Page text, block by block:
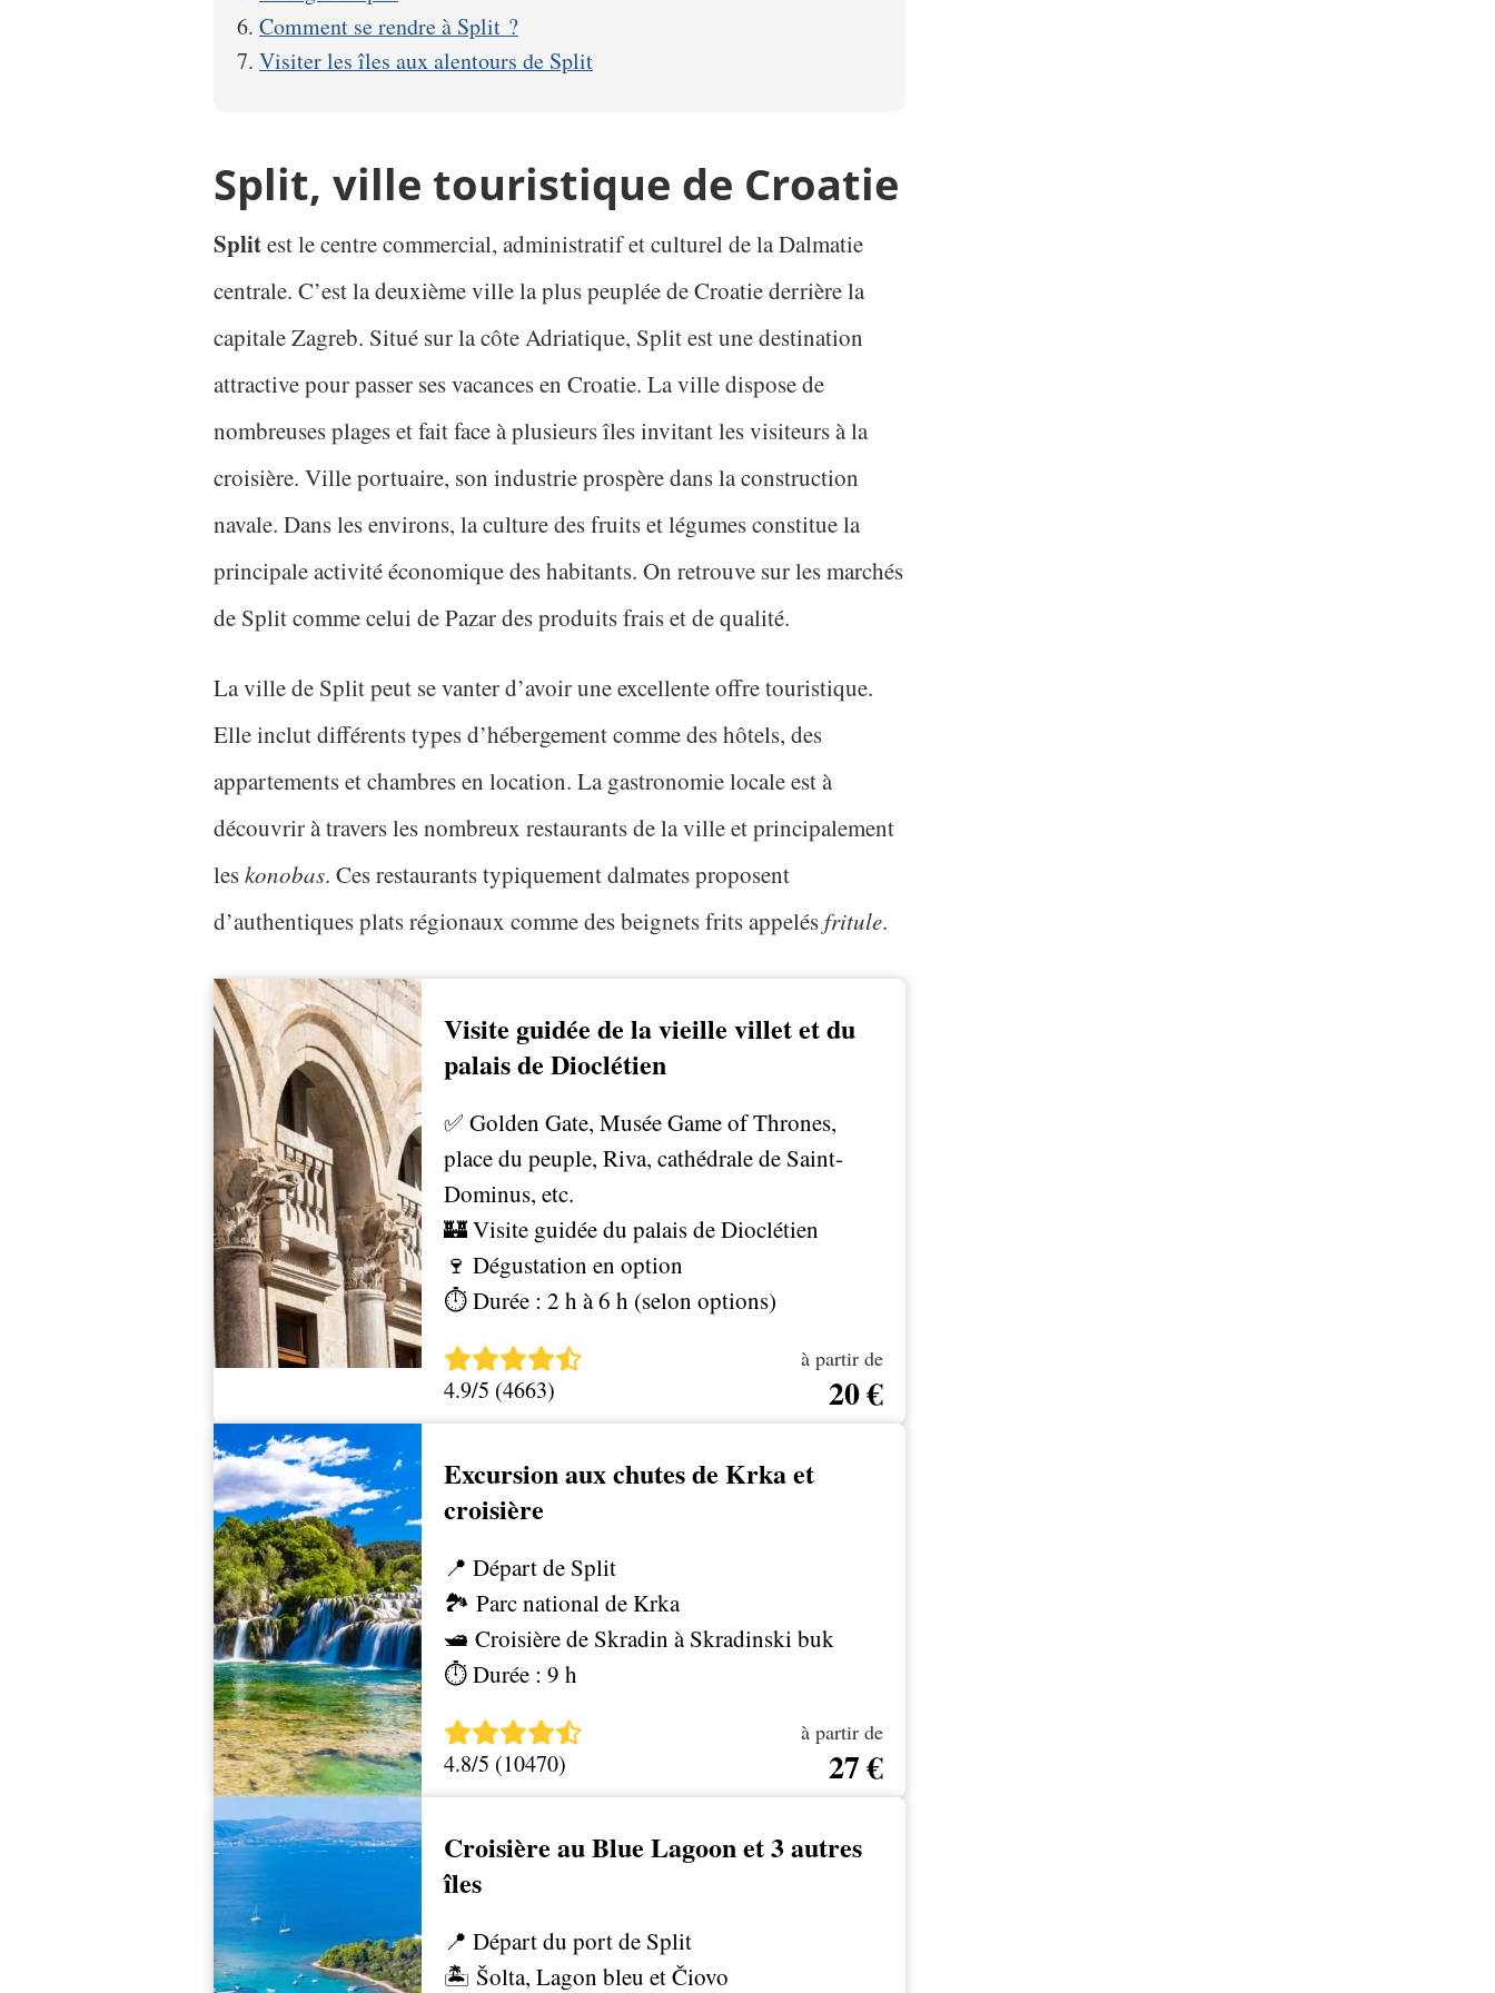
Comment se rendre à Split ?
Visiter les îles aux alentours de Split
Split, ville touristique de Croatie
Splitest le centre commercial, administratif et culturel de la Dalmatie
centrale. C’est la deuxième ville la plus peuplée de Croatie derrière la
capitale Zagreb. Situé sur la côte Adriatique, Split est une destination
attractive pour passer ses vacances en Croatie. La ville dispose de
nombreuses plages et fait face à plusieurs îles invitant les visiteurs à la
croisière. Ville portuaire, son industrie prospère dans la construction
navale. Dans les environs, la culture des fruits et légumes constitue la
principale activité économique des habitants. On retrouve sur les marchés
de Split comme celui de Pazar des produits frais et de qualité.
La ville de Split peut se vanter d’avoir une excellente offre touristique.
Elle inclut différents types d’hébergement comme des hôtels, des
appartements et chambres en location. La gastronomie locale est à
découvrir à travers les nombreux restaurants de la ville et principalement
leskonobas. Ces restaurants typiquement dalmates proposent
d’authentiques plats régionaux comme des beignets frits appelésfritule.
Visite guidée de la vieille villet et du
palais de Dioclétien
✅ Golden Gate, Musée Game of Thrones,
place du peuple, Riva, cathédrale de Saint-
Dominus, etc.
🏰 Visite guidée du palais de Dioclétien
🍷 Dégustation en option
⏱️ Durée : 2 h à 6 h (selon options)
4.9/5 (4663)
à partir de
20 €
Excursion aux chutes de Krka et
croisière
📍 Départ de Split
🏞️ Parc national de Krka
🛥️ Croisière de Skradin à Skradinski buk
⏱️ Durée : 9 h
4.8/5 (10470)
à partir de
27 €
Croisière au Blue Lagoon et 3 autres
îles
📍 Départ du port de Split
🏝️ Šolta, Lagon bleu et Čiovo